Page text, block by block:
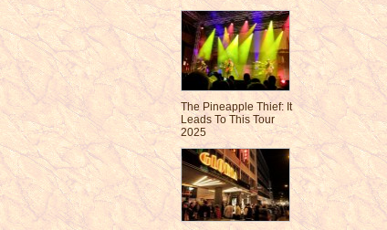
The Pineapple Thief: It
Leads To This Tour
2025